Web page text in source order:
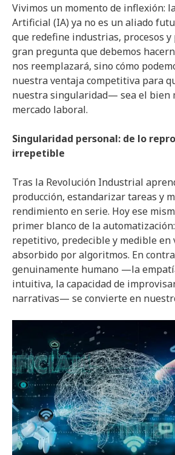
Vivimos un momento de inflexión:
Artificial (IA) ya no es un aliado
que redefine industrias, procesos y
gran pregunta que debemos
nos reemplazará, sino cómo
nuestra ventaja competitiva para
nuestra singularidad— sea el bien
mercado laboral.
Singularidad personal: de lo
irrepetible
Tras la Revolución Industrial
producción, estandarizar tareas y
rendimiento en serie. Hoy ese
primer blanco de la
repetitivo, predecible y medible en
absorbido por algoritmos. En
genuinamente humano —la
intuitiva, la capacidad de
narrativas— se convierte en